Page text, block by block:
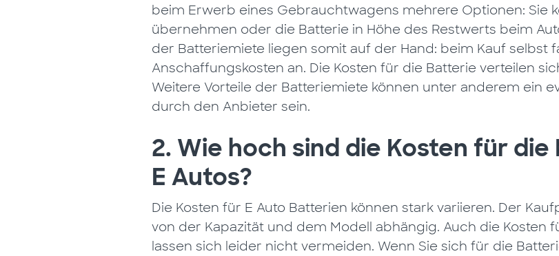
beim Erwerb eines Gebrauchtwagens mehrere Optionen: Sie
übernehmen oder die Batterie in Höhe des Restwerts beim
der Batteriemiete liegen somit auf der Hand: beim Kauf selbst
Anschaffungskosten an. Die Kosten für die Batterie verteilen
Weitere Vorteile der Batteriemiete können unter anderem ein
durch den Anbieter sein.
2. Wie hoch sind die Kosten für
E Autos?
Die Kosten für E Auto Batterien können stark variieren. Der
von der Kapazität und dem Modell abhängig. Auch die Kosten
lassen sich leider nicht vermeiden. Wenn Sie sich für die